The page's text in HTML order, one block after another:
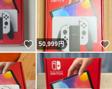
いいね！
50,999円